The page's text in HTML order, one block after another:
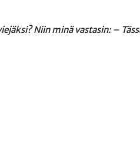
Niin minä vastasin: –